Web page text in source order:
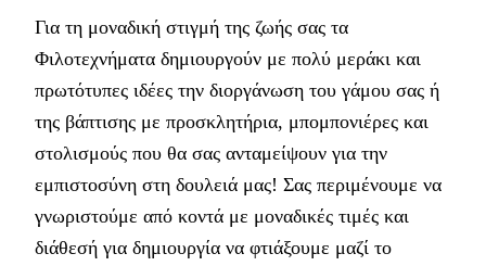
Για τη μοναδική στιγμή της ζωής σας τα
Φιλοτεχνήματα δημιουργούν με πολύ μεράκι και
πρωτότυπες ιδέες την διοργάνωση του γάμου σας ή
της βάπτισης με προσκλητήρια, μπομπονιέρες και
στολισμούς που θα σας ανταμείψουν για την
εμπιστοσύνη στη δουλειά μας! Σας περιμένουμε να
γνωριστούμε από κοντά με μοναδικές τιμές και
διάθεσή για δημιουργία να φτιάξουμε μαζί το